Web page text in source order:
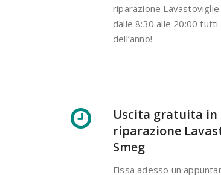
riparazione
dalle 8:30 alle 20:00 tutti
dell’anno!
Uscita gratuita in
riparazione
Smeg
Fissa adesso un